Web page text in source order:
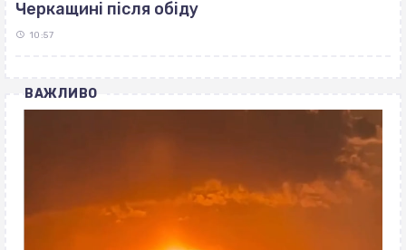
Черкащині після обіду
10:57
ВАЖЛИВО